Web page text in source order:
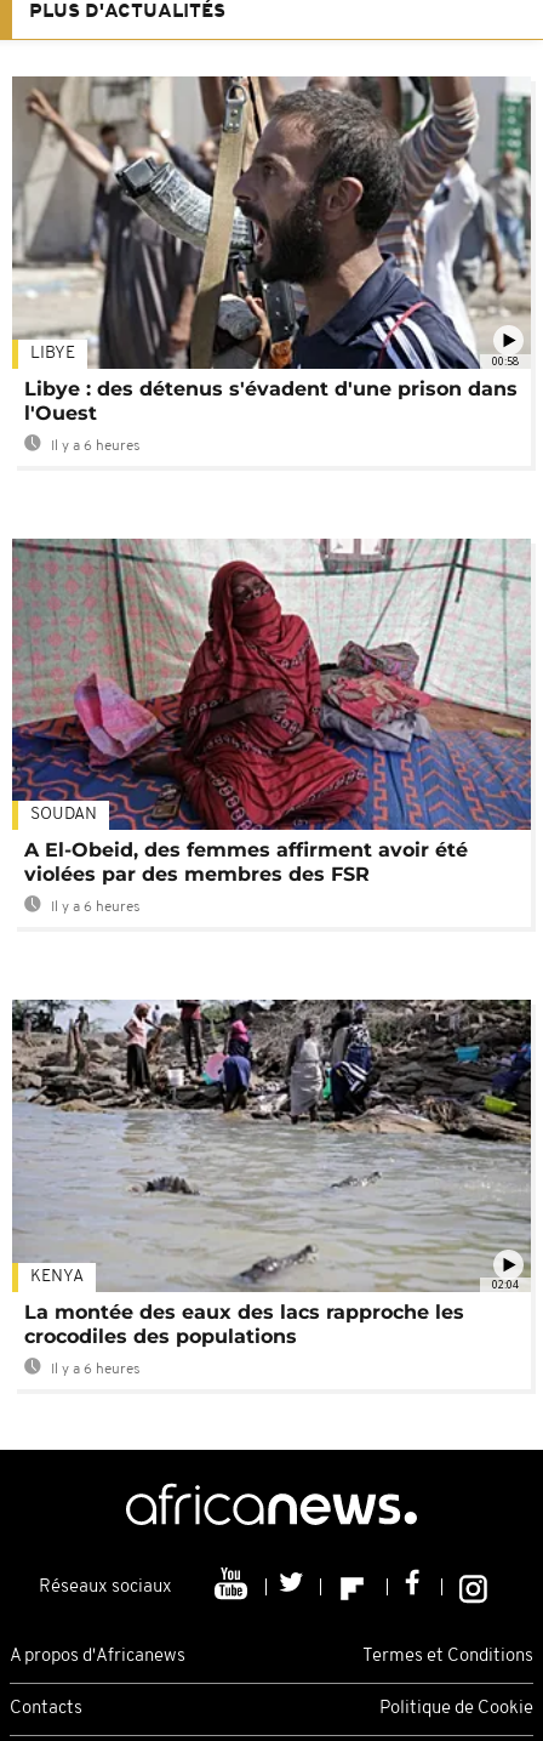
PLUS D'ACTUALITÉS
00:58
LIBYE
Libye : des détenus s'évadent d'une prison dans
l'Ouest
Il y a 6 heures
SOUDAN
A El-Obeid, des femmes affirment avoir été
violées par des membres des FSR
Il y a 6 heures
02:04
KENYA
La montée des eaux des lacs rapproche les
crocodiles des populations
Il y a 6 heures
Réseaux sociaux
A propos d'Africanews Termes et Conditions
Contacts Politique de Cookie